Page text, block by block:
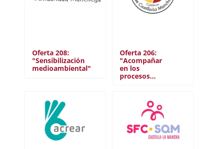
Oferta 208:
"Sensibilización
medioambiental"
Oferta 206:
"Acompañar
en los
procesos…